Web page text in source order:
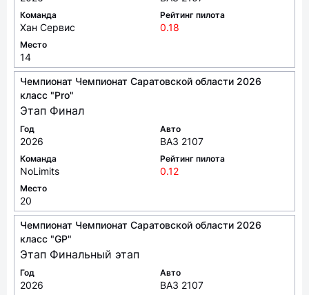
Место
14
Чемпионат Чемпионат Саратовской области 2026
класс "Pro"
Этап Финал
Год
2026
Команда
NoLimits
Рейтинг пилота
0.12
Место
20
Чемпионат Чемпионат Саратовской области 2026
класс "GP"
Этап Финальный этап
Год
2026
Рейтинг пилота
0.18
Место
12